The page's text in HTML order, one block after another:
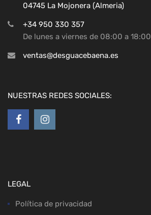
04745 La Mojonera (Almeria)
+34 950 330 357
De lunes a viernes de 08:00 a 18:00
ventas@desguacebaena.es
NUESTRAS REDES SOCIALES:
LEGAL
Política de privacidad